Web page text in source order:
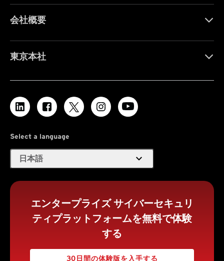
会社概要
東京本社
Select a language
日本語 expand_more
エンタープライズ サイバーセキュリ
ティプラットフォームを無料で体験
する
30日間の体験版を入手する